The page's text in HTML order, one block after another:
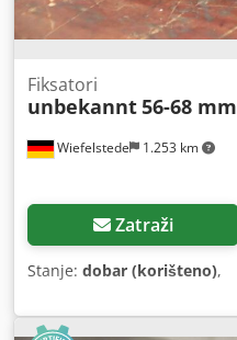
Wiefelstede 1.253 km
Fiksatori
unbekannt56-68 mm
Zatraži
Stanje: dobar (korišteno),